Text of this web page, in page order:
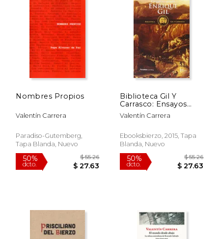
50% 50%
Nombres Propios
Valentín Carrera
Paradiso-Gutemberg,
Tapa Blanda, Nuevo
Biblioteca Gil Y
Carrasco: Ensayos
Sobre Enrique Gil Y
Carrasco: Seis
Biográficos: 9
Valentín Carrera
Ebooksbierzo, 2015, Tapa
Blanda, Nuevo